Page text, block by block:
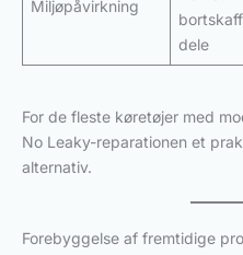
Miljøpåvirkning
dele
For de fleste køretøjer med
No Leaky-reparationen et
alternativ.
Forebyggelse af fremtidige